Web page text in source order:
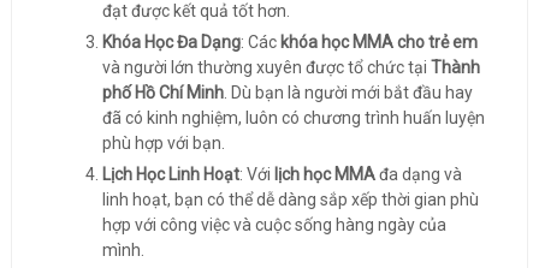
đạt được kết quả tốt hơn.
Khóa Học Đa Dạng: Các khóa học MMA cho trẻ em
và người lớn thường xuyên được tổ chức tại Thành
phố Hồ Chí Minh. Dù bạn là người mới bắt đầu hay
đã có kinh nghiệm, luôn có chương trình huấn luyện
phù hợp với bạn.
Lịch Học Linh Hoạt: Với lịch học MMAđa dạng và
linh hoạt, bạn có thể dễ dàng sắp xếp thời gian phù
hợp với công việc và cuộc sống hàng ngày của
mình.